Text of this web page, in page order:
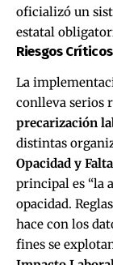
oficializó un
estatal
Riesgos
La
conlleva serios
precarización
distintas
Opacidad y
principal es “la
opacidad.
hace con los
fines se